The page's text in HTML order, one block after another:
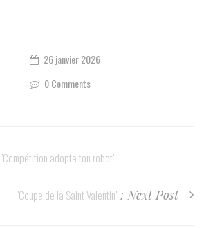
26 janvier 2026
0 Comments
"Compétition adopte ton robot"
"Coupe de la Saint Valentin": Next Post